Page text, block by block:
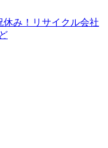
休み！リサイクル会社